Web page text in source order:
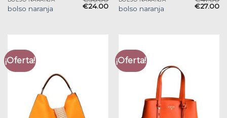
bolso naranja
€24.00 bolso naranja
€27.00
¡Oferta! ¡Oferta!